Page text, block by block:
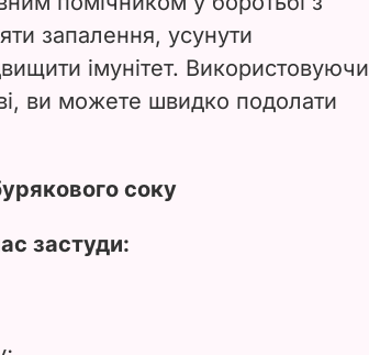
i
d
o
запалення, усунути
імунітет. Використовуючи
ви можете швидко подолати
соку
застуди: